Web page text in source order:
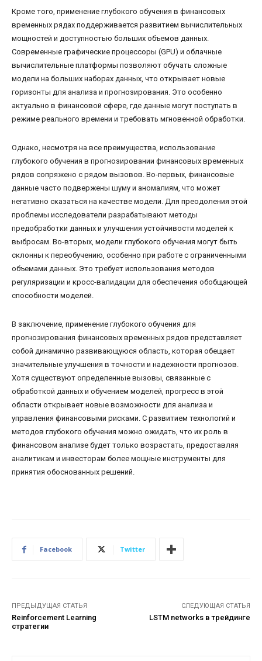
Кроме того, применение глубокого обучения в финансовых
временных рядах поддерживается развитием вычислительных
мощностей и доступностью больших объемов данных.
Современные графические процессоры (GPU) и облачные
вычислительные платформы позволяют обучать сложные
модели на больших наборах данных, что открывает новые
горизонты для анализа и прогнозирования. Это особенно
актуально в финансовой сфере, где данные могут поступать в
режиме реального времени и требовать мгновенной обработки.
Однако, несмотря на все преимущества, использование
глубокого обучения в прогнозировании финансовых временных
рядов сопряжено с рядом вызовов. Во-первых, финансовые
данные часто подвержены шуму и аномалиям, что может
негативно сказаться на качестве модели. Для преодоления этой
проблемы исследователи разрабатывают методы
предобработки данных и улучшения устойчивости моделей к
выбросам. Во-вторых, модели глубокого обучения могут быть
склонны к переобучению, особенно при работе с ограниченными
объемами данных. Это требует использования методов
регуляризации и кросс-валидации для обеспечения обобщающей
способности моделей.
В заключение, применение глубокого обучения для
прогнозирования финансовых временных рядов представляет
собой динамично развивающуюся область, которая обещает
значительные улучшения в точности и надежности прогнозов.
Хотя существуют определенные вызовы, связанные с
обработкой данных и обучением моделей, прогресс в этой
области открывает новые возможности для анализа и
управления финансовыми рисками. С развитием технологий и
методов глубокого обучения можно ожидать, что их роль в
финансовом анализе будет только возрастать, предоставляя
аналитикам и инвесторам более мощные инструменты для
принятия обоснованных решений.
Facebook Twitter
ПРЕДЫДУЩАЯ СТАТЬЯ
Reinforcement Learning
стратегии
СЛЕДУЮЩАЯ СТАТЬЯ
LSTM networks в трейдинге